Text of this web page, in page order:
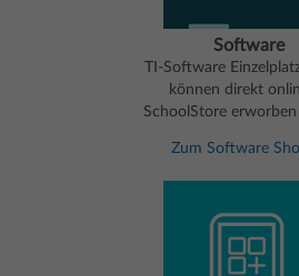
Software
TI-Software
können direkt
SchoolStore
Zum Software